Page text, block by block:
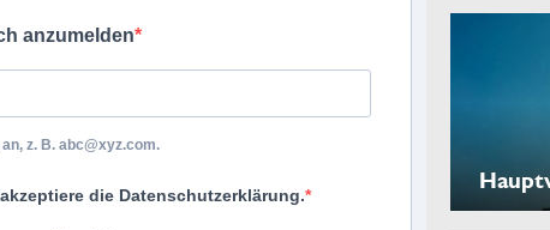
anzumelden
z. B. abc@xyz.com.
die Datenschutzerklärung.